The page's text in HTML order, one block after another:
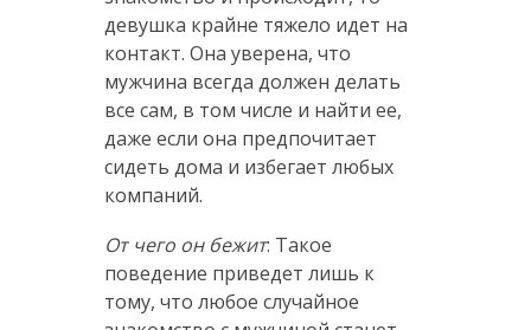
девушка крайне тяжело идет на
контакт. Она уверена, что
мужчина всегда должен делать
все сам, в том числе и найти ее,
даже если она предпочитает
сидеть дома и избегает любых
компаний.
От чего он бежит: Такое
поведение приведет лишь к
тому, что любое случайное